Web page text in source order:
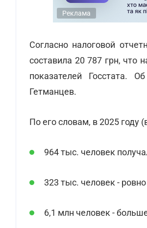
Реклама
Согласно налоговой
составила 20 787 грн, что
показателей Госстата.
Гетманцев.
По его словам, в 2025 году
964 тыс. человек
323 тыс. человек -
6,1 млн человек -